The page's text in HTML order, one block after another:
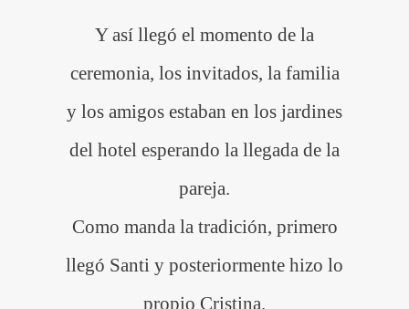
Y así llegó el momento de la
ceremonia, los invitados, la familia
y los amigos estaban en los jardines
del hotel esperando la llegada de la
pareja.
Como manda la tradición, primero
llegó Santi y posteriormente hizo lo
propio Cristina.